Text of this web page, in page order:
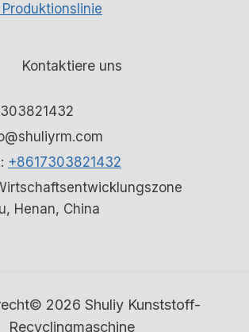
Kontaktiere uns
+8617303821432
Henan, China
2026 Shuliy Kunststoff-
Recyclingmaschine